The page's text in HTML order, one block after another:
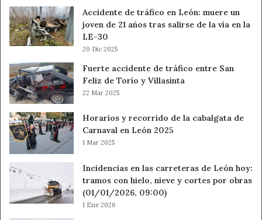
Accidente de tráfico en León: muere un
joven de 21 años tras salirse de la vía en la
LE-30
20 Dic 2025
Fuerte accidente de tráfico entre San
Feliz de Torío y Villasinta
22 Mar 2025
Horarios y recorrido de la cabalgata de
Carnaval en León 2025
1 Mar 2025
Incidencias en las carreteras de León hoy:
tramos con hielo, nieve y cortes por obras
(01/01/2026, 09:00)
1 Ene 2026